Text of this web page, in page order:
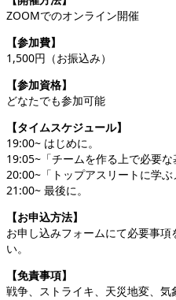
ZOOMでのオンライン開催
【参加費】
1,500円（お振込み）
【参加資格】
どなたでも参加可能
【タイムスケジュール】
19:00~ はじめに。
19:05~「チームを作る上で必要
20:00~「トップアスリートに学
21:00~ 最後に。
【お申込方法】
お申し込みフォームにて必要事
い。
【免責事項】
戦争、ストライキ、天災地変、気